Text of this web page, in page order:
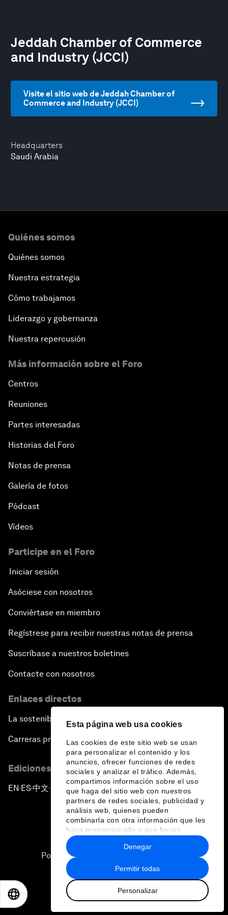
Esta página web usa cookies
Las cookies de este sitio web se usan
para personalizar el contenido y los
anuncios, ofrecer funciones de redes
sociales y analizar el tráfico. Además,
compartimos información sobre el uso
que haga del sitio web con nuestros
partners de redes sociales, publicidad y
análisis web, quienes pueden
combinarla con otra información que les
haya proporcionado o que hayan
recopilado a partir del uso que haya
hecho de sus servicios.
Permitir todas
Personalizar
Denegar
Headquarters
Saudi Arabia
Jeddah Chamber of Commerce
and Industry (JCCI)
Visite el sitio web de Jeddah Chamber of
Commerce and Industry (JCCI)
Quiénes somos
Quiénes somos
Nuestra estrategia
Cómo trabajamos
Liderazgo y gobernanza
Nuestra repercusión
Más información sobre el Foro
Centros
Reuniones
Partes interesadas
Historias del Foro
Notas de prensa
Galería de fotos
Pódcast
Vídeos
Participe en el Foro
Iniciar sesión
Asóciese con nosotros
Conviértase en miembro
Regístrese para recibir nuestras notas de prensa
Suscríbase a nuestros boletines
Contacte con nosotros
Enlaces directos
La sostenibilidad en el Foro
Carreras profesionales
Ediciones en otros idiomas
EN ▪ES▪中文▪ 日本語
Política de privacidad y normas de uso
Sitemap
2026 Foro Económico Mundial